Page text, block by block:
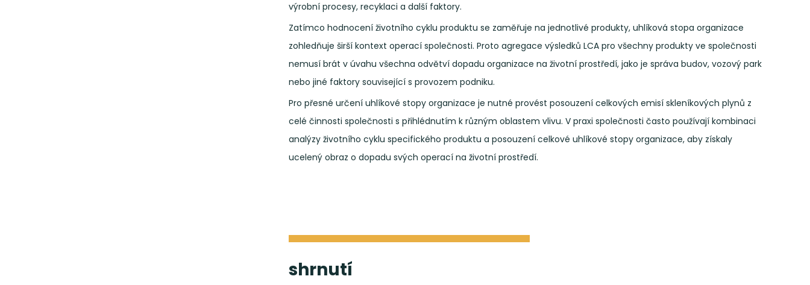
výrobní procesy, recyklaci a další faktory.
Zatímco hodnocení životního cyklu produktu se zaměřuje na jednotlivé produkty, uhlíková stopa organizace
zohledňuje širší kontext operací společnosti. Proto agregace výsledků LCA pro všechny produkty ve společnosti
nemusí brát v úvahu všechna odvětví dopadu organizace na životní prostředí, jako je správa budov, vozový park
nebo jiné faktory související s provozem podniku.
Pro přesné určení uhlíkové stopy organizace je nutné provést posouzení celkových emisí skleníkových plynů z
celé činnosti společnosti s přihlédnutím k různým oblastem vlivu. V praxi společnosti často používají kombinaci
analýzy životního cyklu specifického produktu a posouzení celkové uhlíkové stopy organizace, aby získaly
ucelený obraz o dopadu svých operací na životní prostředí.
shrnutí